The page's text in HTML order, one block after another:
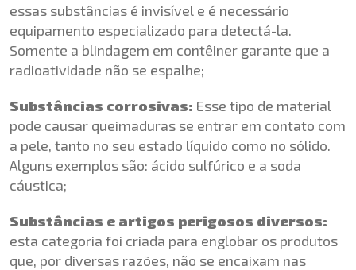
essas substâncias é invisível e é necessário
equipamento especializado para detectá-la.
Somente a blindagem em contêiner garante que a
radioatividade não se espalhe;
Substâncias corrosivas: Esse tipo de material
pode causar queimaduras se entrar em contato com
a pele, tanto no seu estado líquido como no sólido.
Alguns exemplos são: ácido sulfúrico e a soda
cáustica;
Substâncias e artigos perigosos diversos:
esta categoria foi criada para englobar os produtos
que, por diversas razões, não se encaixam nas